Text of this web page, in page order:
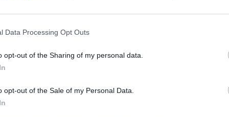
Data Processing Opt Outs
opt-out of the Sharing of my personal data.
opt-out of the Sale of my Personal Data.
НОВИНИ »